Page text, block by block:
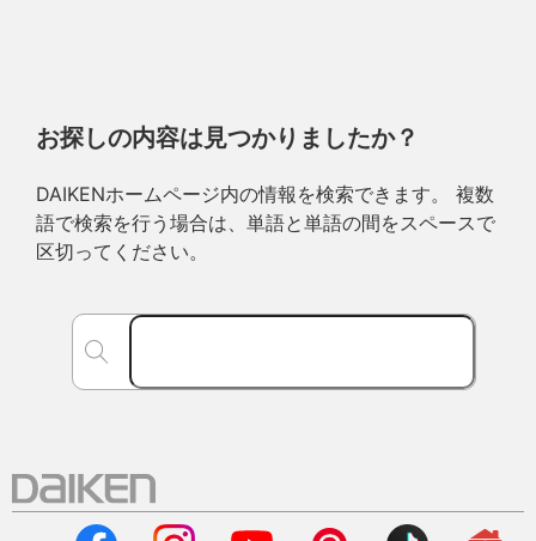
お探しの内容は見つかりましたか？
DAIKENホームページ内の情報を検索できます。 複数
語で検索を行う場合は、単語と単語の間をスペースで
区切ってください。